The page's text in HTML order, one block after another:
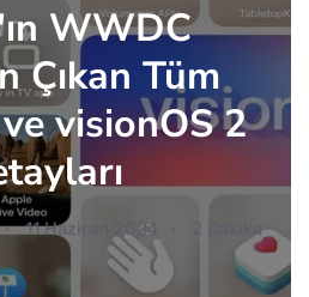
WWDC
Çıkan Tüm
visionOS 2
11 Haziran 2024 2 Dakika